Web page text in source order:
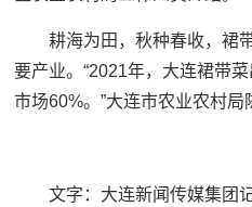
耕海为田，秋种春收，裙
要产业。“2021年，大连裙带
市场60%。”大连市农业农村局
文字：大连新闻传媒集团